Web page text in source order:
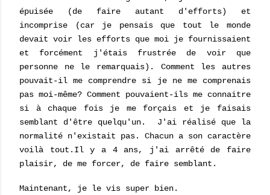
épuisée (de faire autant d'efforts) et
incomprise (car je pensais que tout le monde
devait voir les efforts que moi je fournissaient
et forcément j'étais frustrée de voir que
personne ne le remarquais). Comment les autres
pouvait-il me comprendre si je ne me comprenais
pas moi-même? Comment pouvaient-ils me connaitre
si à chaque fois je me forçais et je faisais
semblant d'être quelqu'un. J'ai réalisé que la
normalité n'existait pas. Chacun a son caractère
voilà tout.Il y a 4 ans, j'ai arrêté de faire
plaisir, de me forcer, de faire semblant.
Maintenant, je le vis super bien.